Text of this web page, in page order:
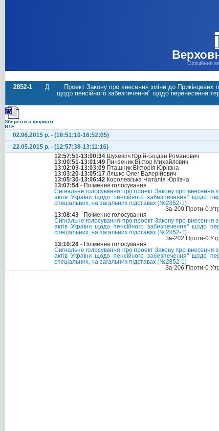
Офіційний
2852-1 Д
Проект Закону про внесення зміни до Прикінцевих
щодо пенсійного забезпечення" щодо перенесення
Зберегти в форматі
RTF
02.06.2015 р. - (16:51:10-16:52:05)
22.05.2015 р. - (12:57:38-13:11:16)
12:57:51-13:00:34 Шухевич Юрій-Богдан Романович
13:00:51-13:01:49 Пинзеник Віктор Михайлович
13:02:03-13:03:09 Пташник Вікторія Юріївна
13:03:20-13:05:17 Ляшко Олег Валерійович
13:05:30-13:06:42 Королевська Наталія Юріївна
13:07:54 - Поіменне голосування
Сигнальне голосування про проект Закону про внесення
актів України щодо пенсійного забезпечення" щодо
спеціальних, на загальних підставах (№2852-1)
За-200 Проти-0
13:08:43 - Поіменне голосування
Сигнальне голосування про проект Закону про внесення
актів України щодо пенсійного забезпечення" щодо
спеціальних, на загальних підставах (№2852-1)
За-202 Проти-0
13:10:28 - Поіменне голосування
Сигнальне голосування про проект Закону про внесення
актів України щодо пенсійного забезпечення" щодо
спеціальних, на загальних підставах (№2852-1)
За-206 Проти-0